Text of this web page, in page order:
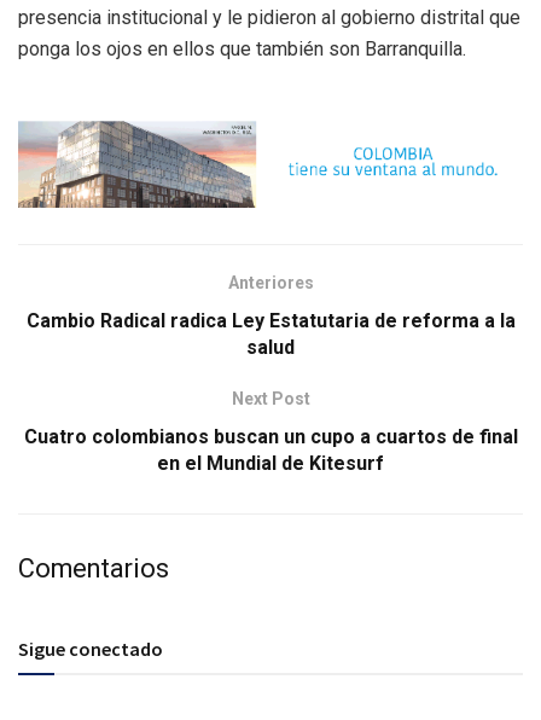
presencia institucional y le pidieron al gobierno distrital que
ponga los ojos en ellos que también son Barranquilla.
Anteriores
Cambio Radical radica Ley Estatutaria de reforma a la
salud
Next Post
Cuatro colombianos buscan un cupo a cuartos de final
en el Mundial de Kitesurf
Comentarios
Sigue conectado